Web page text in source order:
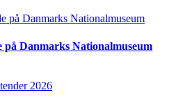
på Danmarks Nationalmuseum